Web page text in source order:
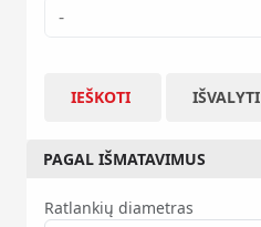
-
IEŠKOTI IŠVALYTI
PAGAL IŠMATAVIMUS
Ratlankių diametras